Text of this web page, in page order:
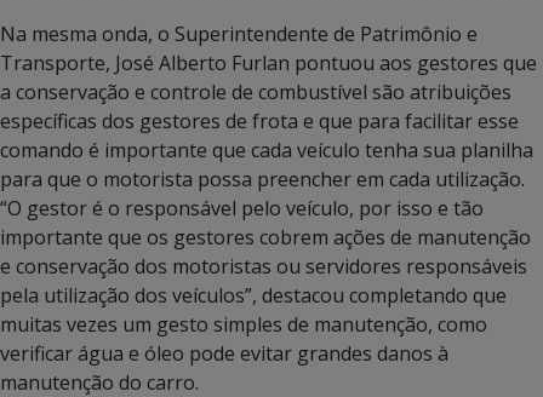
Na mesma onda, o Superintendente de Patrimônio e
Transporte, José Alberto Furlan pontuou aos gestores que
a conservação e controle de combustível são atribuições
específicas dos gestores de frota e que para facilitar esse
comando é importante que cada veículo tenha sua planilha
para que o motorista possa preencher em cada utilização.
“O gestor é o responsável pelo veículo, por isso e tão
importante que os gestores cobrem ações de manutenção
e conservação dos motoristas ou servidores responsáveis
pela utilização dos veículos”, destacou completando que
muitas vezes um gesto simples de manutenção, como
verificar água e óleo pode evitar grandes danos à
manutenção do carro.